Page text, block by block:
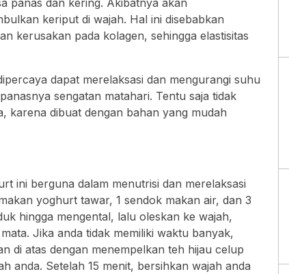
panas dan kering. Akibatnya akan
keriput di wajah. Hal ini disebabkan
kerusakan pada kolagen, sehingga elastisitas
dapat merelaksasi dan mengurangi suhu
sengatan matahari. Tentu saja tidak
karena dibuat dengan bahan yang mudah
ini berguna dalam menutrisi dan merelaksasi
yoghurt tawar, 1 sendok makan air, dan 3
hingga mengental, lalu oleskan ke wajah,
Jika anda tidak memiliki waktu banyak,
di atas dengan menempelkan teh hijau celup
anda. Setelah 15 menit, bersihkan wajah anda